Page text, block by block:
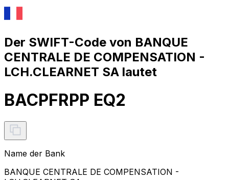
Der SWIFT-Code von BANQUE
CENTRALE DE COMPENSATION -
LCH.CLEARNET SA lautet
BACPFRPP EQ2
Name der Bank
BANQUE CENTRALE DE COMPENSATION -